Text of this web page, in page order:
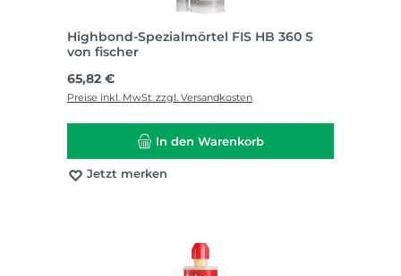
Highbond-Spezialmörtel FIS HB 360 S
von fischer
Regulärer Preis:
65,82 €
Preise inkl. MwSt. zzgl. Versandkosten
In den Warenkorb
Jetzt merken